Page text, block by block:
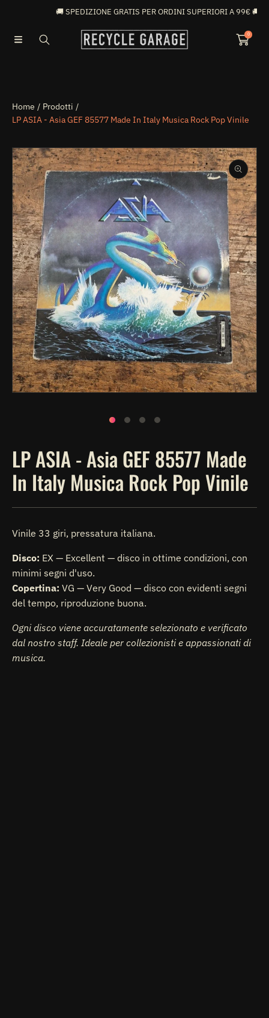
VAI DIRETTAMENTE AI CONTENUTI
🚚 SPEDIZIONE GRATIS PER ORDINI SUPERIORI A 99€ 🚚
0
Home
Prodotti
LP ASIA - Asia GEF 85577 Made In Italy Musica Rock Pop Vinile
PASSA ALLE INFORMAZIONI SUL PRODOTTO
Apri
contenuti
multimediali
1
in
finestra
modale
LP ASIA - Asia GEF 85577 Made
In Italy Musica Rock Pop Vinile
Vinile 33 giri, pressatura italiana.
Disco: EX — Excellent — disco in ottime condizioni, con
minimi segni d'uso.
Copertina: VG — Very Good — disco con evidenti segni
del tempo, riproduzione buona.
Ogni disco viene accuratamente selezionato e verificato
dal nostro staff. Ideale per collezionisti e appassionati di
musica.